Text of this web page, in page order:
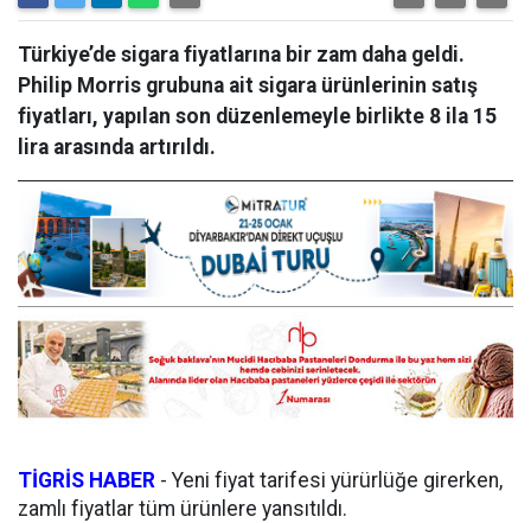
Türkiye’de sigara fiyatlarına bir zam daha geldi.
Philip Morris grubuna ait sigara ürünlerinin satış
fiyatları, yapılan son düzenlemeyle birlikte 8 ila 15
lira arasında artırıldı.
TİGRİS HABER - Yeni fiyat tarifesi yürürlüğe girerken,
zamlı fiyatlar tüm ürünlere yansıtıldı.